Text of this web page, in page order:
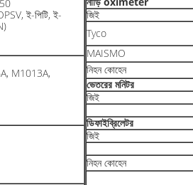
ই-পিটি, ই-
M1013A,
জিই
Tyco
MAISMO
নিহন কোহেন
ভেতরের মনিটর
জিই
ডিফাইব্রিলেটর
জিই
নিহন কোহেন